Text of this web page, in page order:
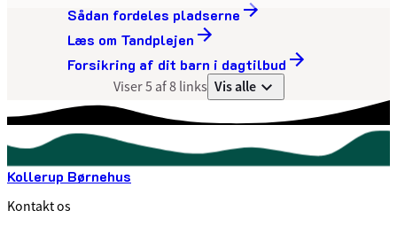
Sådan fordeles pladserne
Læs om Tandplejen
Forsikring af dit barn i dagtilbud
Viser 5 af 8 links Vis alle
Kollerup Børnehus
Kontakt os